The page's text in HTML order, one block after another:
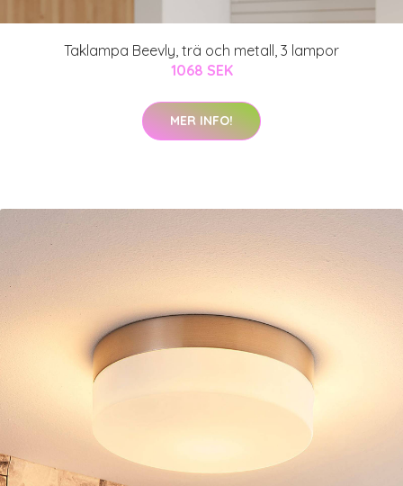
Taklampa Beevly, trä och metall, 3 lampor
1068 SEK
MER INFO!